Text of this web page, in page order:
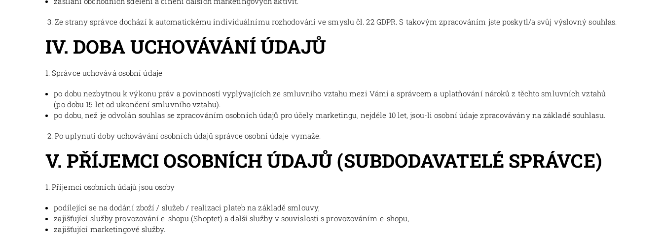
3. Ze strany správce dochází k automatickému individuálnímu rozhodování ve smyslu čl. 22 GDPR. S takovým zpracováním jste poskytl/a svůj výslovný souhlas.
IV. DOBA UCHOVÁVÁNÍ ÚDAJŮ
1. Správce uchovává osobní údaje
po dobu nezbytnou k výkonu práv a povinností vyplývajících ze smluvního vztahu mezi Vámi a správcem a uplatňování nároků z těchto smluvních vztahů
(po dobu 15 let od ukončení smluvního vztahu).
po dobu, než je odvolán souhlas se zpracováním osobních údajů pro účely marketingu, nejdéle 10 let, jsou-li osobní údaje zpracovávány na základě souhlasu.
2. Po uplynutí doby uchovávání osobních údajů správce osobní údaje vymaže.
V. PŘÍJEMCI OSOBNÍCH ÚDAJŮ (SUBDODAVATELÉ SPRÁVCE)
1. Příjemci osobních údajů jsou osoby
podílející se na dodání zboží / služeb / realizaci plateb na základě smlouvy,
zajišťující služby provozování e-shopu (Shoptet) a další služby v souvislosti s provozováním e-shopu,
zajišťující marketingové služby.